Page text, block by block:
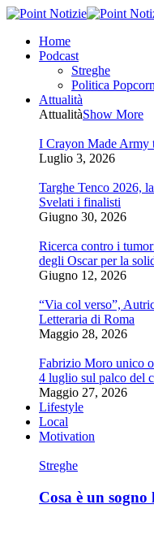
Home
Podcast
Streghe
Politica Popcorn
Attualità
AttualitàShow More
I Crayon Made Army
Luglio 3, 2026
Targhe Tenco 2026,
Svelati i finalisti
Giugno 30, 2026
Ricerca contro i
degli Oscar per la
Giugno 12, 2026
“Via col verso”,
Letteraria di Roma
Maggio 28, 2026
Fabrizio Moro unico
4 luglio sul palco del
Maggio 27, 2026
Lifestyle
Local
Motivation
Streghe
Cosa è un sogno